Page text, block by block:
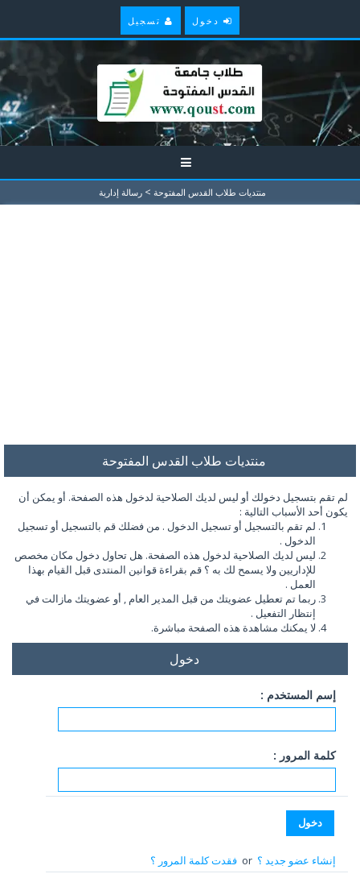
دخول تسجيل
منتديات طلاب القدس المفتوحة > رسالة إدارية
منتديات طلاب القدس المفتوحة
لم تقم بتسجيل دخولك أو ليس لديك الصلاحية لدخول هذه الصفحة. أو يمكن أن
يكون أحد الأسباب التالية :
لم تقم بالتسجيل أو تسجيل الدخول . من فضلك قم بالتسجيل أو تسجيل
الدخول .
ليس لديك الصلاحية لدخول هذه الصفحة. هل تحاول دخول مكان مخصص
للإداريين ولا يسمح لك به ؟ قم بقراءة قوانين المنتدى قبل القيام بهذا
العمل .
ربما تم تعطيل عضويتك من قبل المدير العام , أو عضويتك مازالت في
إنتظار التفعيل .
لا يمكنك مشاهدة هذه الصفحة مباشرة.
دخول
إسم المستخدم :
كلمة المرور :
إنشاء عضو جديد ؟or فقدت كلمة المرور ؟